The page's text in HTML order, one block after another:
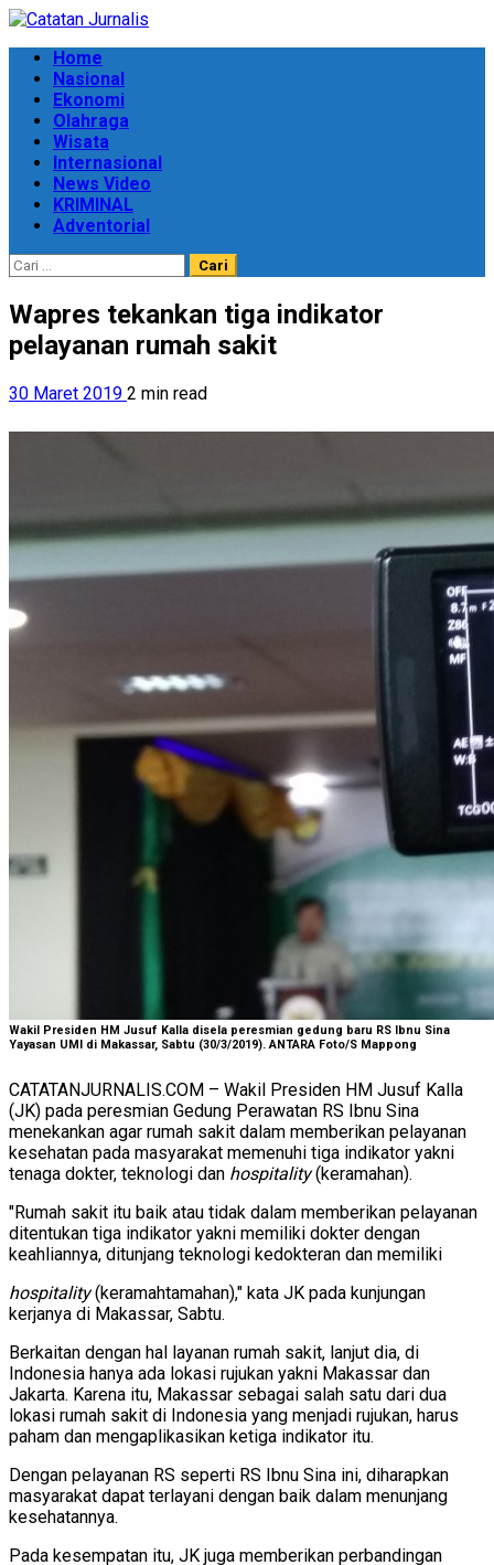
Skip
content
Primary
Menu
Home
Nasional
Ekonomi
Olahraga
Wisata
Internasional
News Video
KRIMINAL
Adventorial
Cari
untuk:
Wapres tekankan tiga indikator
pelayanan rumah sakit
30 Maret 2019 2 min read
Wakil Presiden HM Jusuf Kalla disela peresmian gedung baru RS Ibnu Sina
Yayasan UMI di Makassar, Sabtu (30/3/2019). ANTARA Foto/S Mappong
CATATANJURNALIS.COM – Wakil Presiden HM Jusuf Kalla
(JK) pada peresmian Gedung Perawatan RS Ibnu Sina
menekankan agar rumah sakit dalam memberikan pelayanan
kesehatan pada masyarakat memenuhi tiga indikator yakni
tenaga dokter, teknologi dan hospitality(keramahan).
"Rumah sakit itu baik atau tidak dalam memberikan pelayanan
ditentukan tiga indikator yakni memiliki dokter dengan
keahliannya, ditunjang teknologi kedokteran dan memiliki
hospitality(keramahtamahan)," kata JK pada kunjungan
kerjanya di Makassar, Sabtu.
Berkaitan dengan hal layanan rumah sakit, lanjut dia, di
Indonesia hanya ada lokasi rujukan yakni Makassar dan
Jakarta. Karena itu, Makassar sebagai salah satu dari dua
lokasi rumah sakit di Indonesia yang menjadi rujukan, harus
paham dan mengaplikasikan ketiga indikator itu.
Dengan pelayanan RS seperti RS Ibnu Sina ini, diharapkan
masyarakat dapat terlayani dengan baik dalam menunjang
kesehatannya.
Pada kesempatan itu, JK juga memberikan perbandingan